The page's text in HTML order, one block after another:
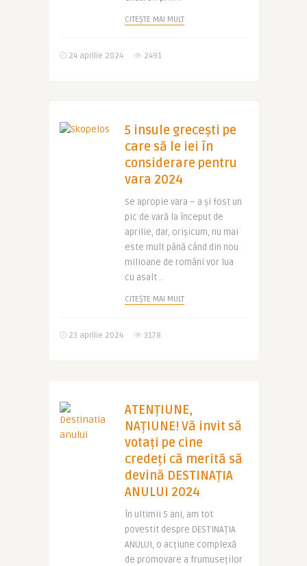
CITEȘTE MAI MULT
24 aprilie 2024 2491
5 insule grecești pe
care să le iei în
considerare pentru
vara 2024
Se apropie vara – a și fost un
pic de vară la început de
aprilie, dar, orișicum, nu mai
este mult până când din nou
milioane de români vor lua
cu asalt ..
CITEȘTE MAI MULT
23 aprilie 2024 3178
ATENȚIUNE,
NAȚIUNE! Vă invit să
votați pe cine
credeți că merită să
devină DESTINAȚIA
ANULUI 2024
În ultimii 5 ani, am tot
povestit despre DESTINAȚIA
ANULUI, o acțiune complexă
de promovare a frumuseților